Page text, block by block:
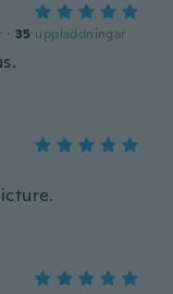
· 35 uppladdningar